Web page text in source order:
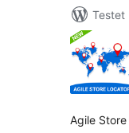
Testet
Agile